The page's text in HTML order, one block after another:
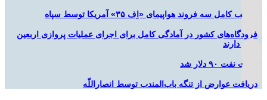
تخریب کامل سه فروند هواپیمای «اِف ۳۵» آمریکا توسط سپاه
فرودگاه‌های کشور در آمادگی کامل برای اجرای عملیات پروازی اربعین
قرار دارند
قیمت نفت ۹۰ دلار شد
دریافت عوارض از تنگه باب‌المندب توسط انصاراللّه